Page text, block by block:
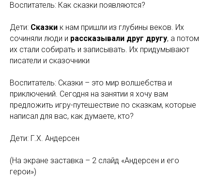
Воспитатель: Как сказки появляются?
Дети: Сказки к нам пришли из глубины веков. Их
сочиняли люди и рассказывали друг другу, а потом
их стали собирать и записывать. Их придумывают
писатели и сказочники
Воспитатель: Сказки – это мир волшебства и
приключений. Сегодня на занятии я хочу вам
предложить игру-путешествие по сказкам, которые
написал для вас, как думаете, кто?
Дети: Г.Х. Андерсен
(На экране заставка – 2 слайд «Андерсен и его
герои»)